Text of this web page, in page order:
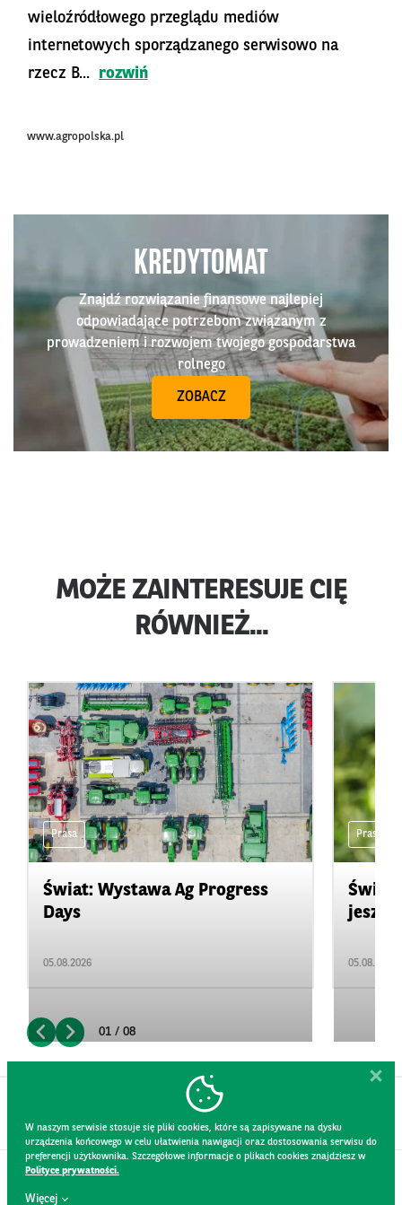
wieloźródłowego przeglądu mediów
internetowych sporządzanego serwisowo na
rzecz B...
rozwiń
www.agropolska.pl
KREDYTOMAT
Znajdź rozwiązanie finansowe najlepiej
odpowiadające potrzebom związanym z
prowadzeniem i rozwojem twojego gospodarstwa
rolnego
ZOBACZ
MOŻE ZAINTERESUJE CIĘ
RÓWNIEŻ...
Prasa
Świat: Wystawa Ag Progress
Days
05.08.2026
Prasa
Świat:
05.08.2026
01 / 08
W naszym serwisie stosuje się pliki cookies, które są zapisywane na dysku
urządzenia końcowego w celu ułatwienia nawigacji oraz dostosowania serwisu do
preferencji użytkownika. Szczegółowe informacje o plikach cookies znajdziesz w
Polityce prywatności.
Więcej
KONTAKT
REGULAMIN STRONY